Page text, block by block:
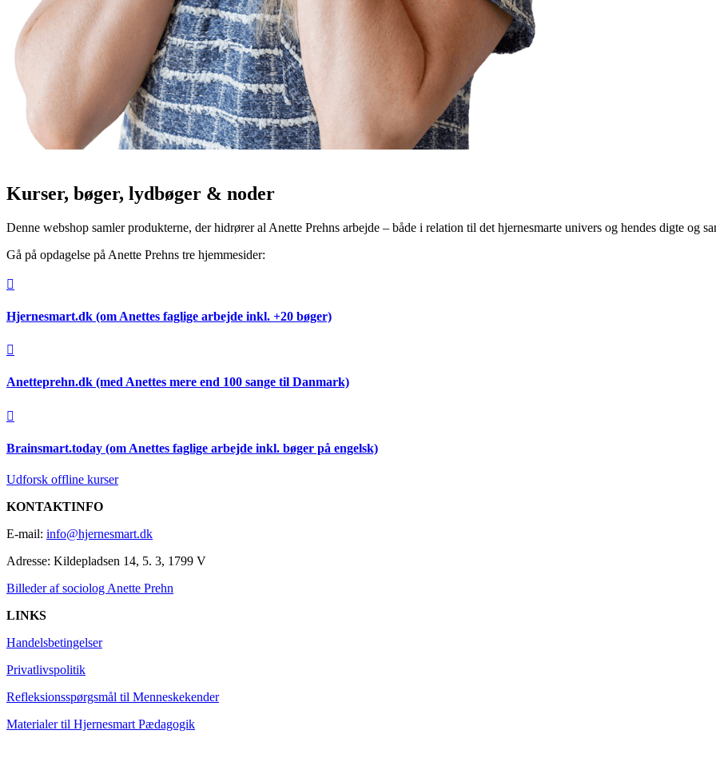
Kurser, bøger, lydbøger & noder
Denne webshop samler produkterne, der hidrører al Anette Prehns arbejde – både i relation til det hjernesmarte univers og hendes digte og
Gå på opdagelse på Anette Prehns tre hjemmesider:

Hjernesmart.dk (om Anettes faglige arbejde inkl. +20 bøger)

Anetteprehn.dk (med Anettes mere end 100 sange til Danmark)

Brainsmart.today (om Anettes faglige arbejde inkl. bøger på engelsk)
Udforsk offline kurser
KONTAKTINFO
E-mail: info@hjernesmart.dk
Adresse: Kildepladsen 14, 5. 3, 1799 V
Billeder af sociolog Anette Prehn
LINKS
Handelsbetingelser
Privatlivspolitik
Refleksionsspørgsmål til Menneskekender
Materialer til Hjernesmart Pædagogik